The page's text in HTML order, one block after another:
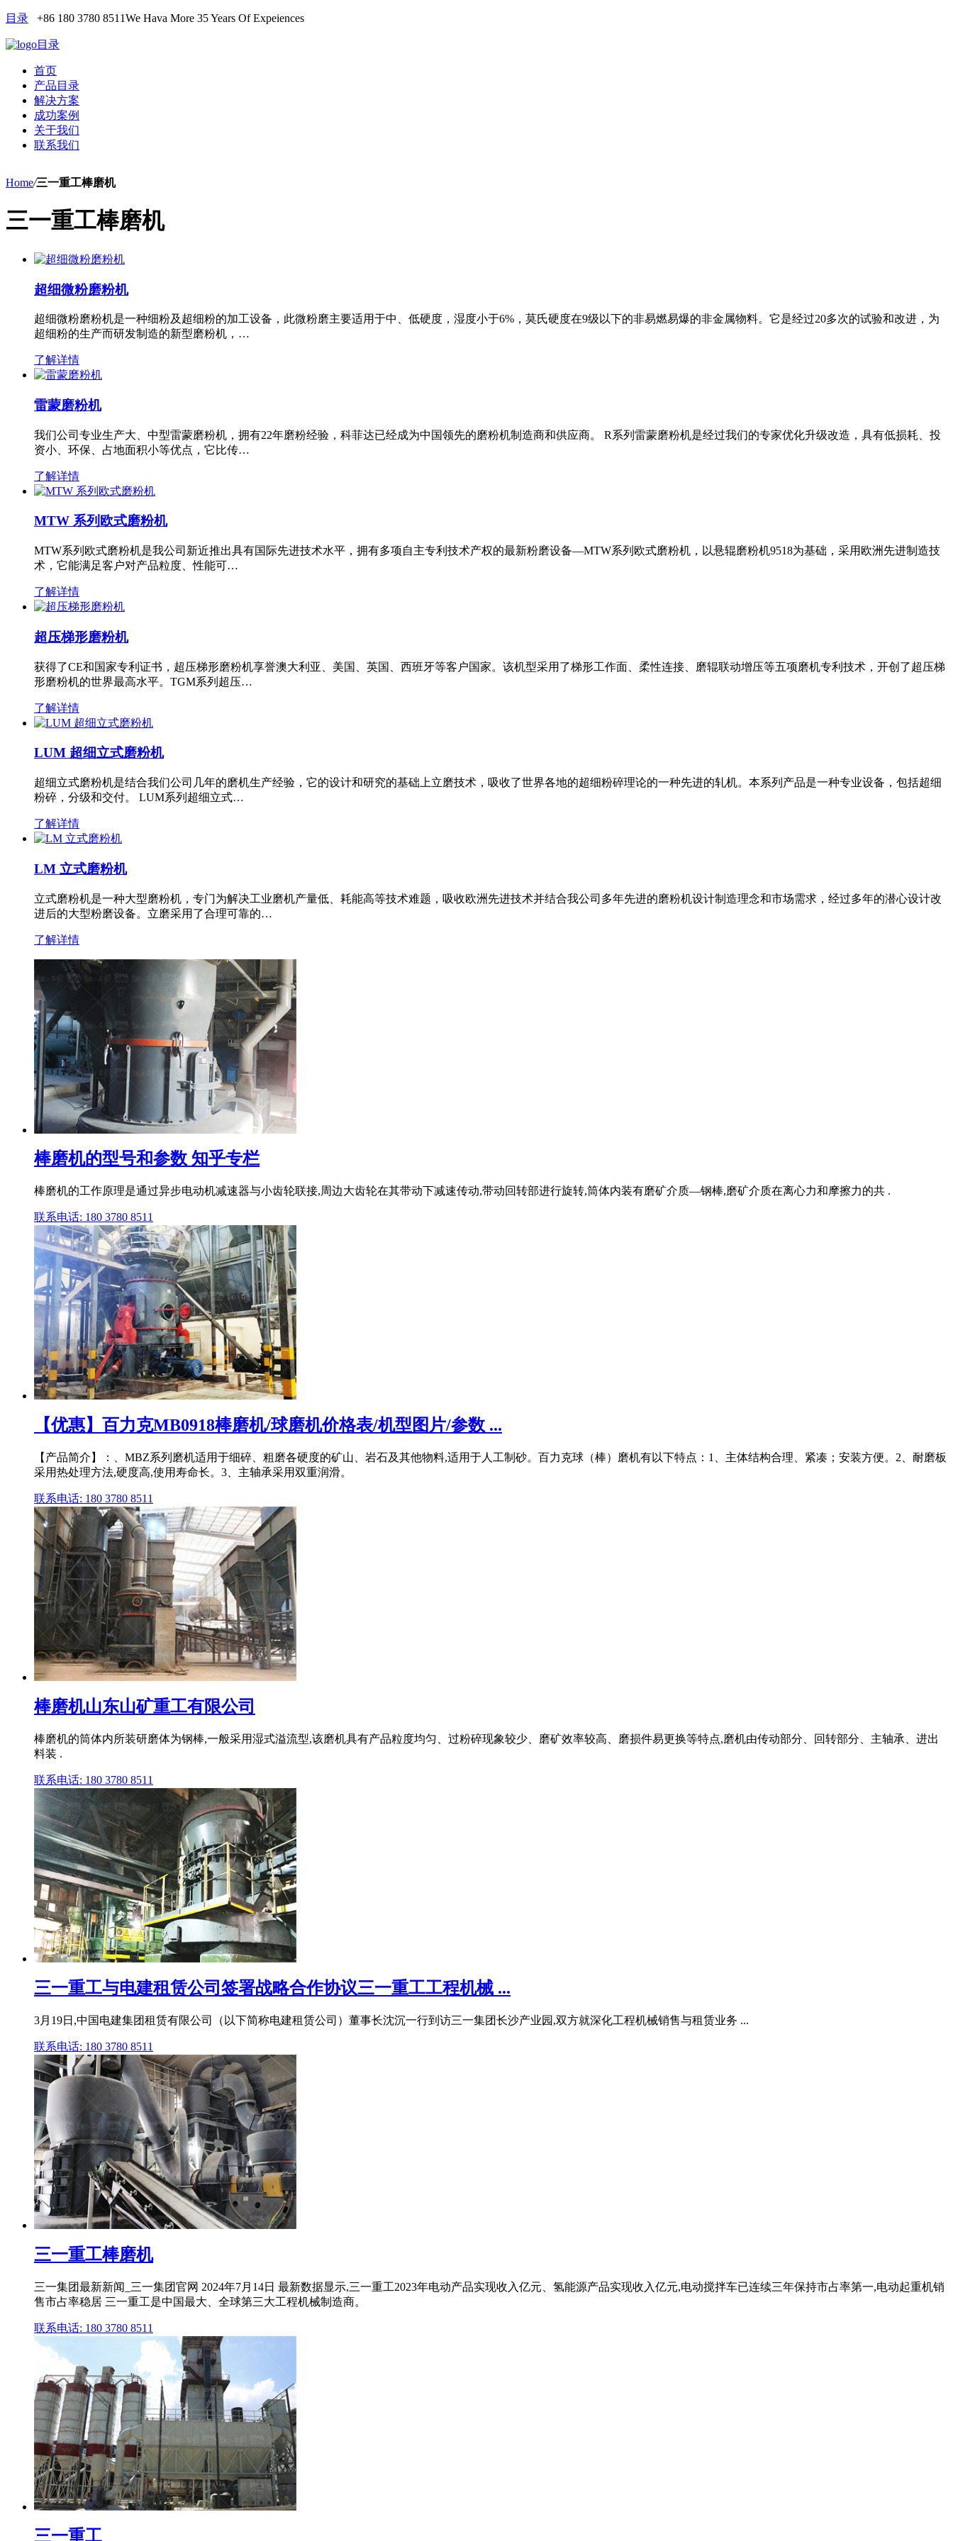
目录 +86 180 3780 8511We Hava More 35 Years Of Expeiences
目录
首页
产品目录
解决方案
成功案例
关于我们
联系我们
Home/三一重工棒磨机
三一重工棒磨机
超细微粉磨粉机
超细微粉磨粉机是一种细粉及超细粉的加工设备，此微粉磨主要适用于中、低硬度，湿度小于6%，莫氏硬度在9级以下的非易燃易爆的非金属物料。它是经过20多次的试验和改进，为
超细粉的生产而研发制造的新型磨粉机，…
了解详情
雷蒙磨粉机
我们公司专业生产大、中型雷蒙磨粉机，拥有22年磨粉经验，科菲达已经成为中国领先的磨粉机制造商和供应商。 R系列雷蒙磨粉机是经过我们的专家优化升级改造，具有低损耗、投
资小、环保、占地面积小等优点，它比传…
了解详情
MTW 系列欧式磨粉机
MTW系列欧式磨粉机是我公司新近推出具有国际先进技术水平，拥有多项自主专利技术产权的最新粉磨设备—MTW系列欧式磨粉机，以悬辊磨粉机9518为基础，采用欧洲先进制造技
术，它能满足客户对产品粒度、性能可…
了解详情
超压梯形磨粉机
获得了CE和国家专利证书，超压梯形磨粉机享誉澳大利亚、美国、英国、西班牙等客户国家。该机型采用了梯形工作面、柔性连接、磨辊联动增压等五项磨机专利技术，开创了超压梯
形磨粉机的世界最高水平。TGM系列超压…
了解详情
LUM 超细立式磨粉机
超细立式磨粉机是结合我们公司几年的磨机生产经验，它的设计和研究的基础上立磨技术，吸收了世界各地的超细粉碎理论的一种先进的轧机。本系列产品是一种专业设备，包括超细
粉碎，分级和交付。 LUM系列超细立式…
了解详情
LM 立式磨粉机
立式磨粉机是一种大型磨粉机，专门为解决工业磨机产量低、耗能高等技术难题，吸收欧洲先进技术并结合我公司多年先进的磨粉机设计制造理念和市场需求，经过多年的潜心设计改
进后的大型粉磨设备。立磨采用了合理可靠的…
了解详情
棒磨机的型号和参数 知乎专栏
棒磨机的工作原理是通过异步电动机减速器与小齿轮联接,周边大齿轮在其带动下减速传动,带动回转部进行旋转,筒体内装有磨矿介质—钢棒,磨矿介质在离心力和摩擦力的共 .
联系电话: 180 3780 8511
【优惠】百力克MB0918棒磨机/球磨机价格表/机型图片/参数 ...
【产品简介】：、MBZ系列磨机适用于细碎、粗磨各硬度的矿山、岩石及其他物料,适用于人工制砂。百力克球（棒）磨机有以下特点：1、主体结构合理、紧凑；安装方便。2、耐磨板
采用热处理方法,硬度高,使用寿命长。3、主轴承采用双重润滑。
联系电话: 180 3780 8511
棒磨机山东山矿重工有限公司
棒磨机的筒体内所装研磨体为钢棒,一般采用湿式溢流型,该磨机具有产品粒度均匀、过粉碎现象较少、磨矿效率较高、磨损件易更换等特点,磨机由传动部分、回转部分、主轴承、进出
料装 .
联系电话: 180 3780 8511
三一重工与电建租赁公司签署战略合作协议三一重工工程机械 ...
3月19日,中国电建集团租赁有限公司（以下简称电建租赁公司）董事长沈沉一行到访三一集团长沙产业园,双方就深化工程机械销售与租赁业务 ...
联系电话: 180 3780 8511
三一重工棒磨机
三一集团最新新闻_三一集团官网 2024年7月14日 最新数据显示,三一重工2023年电动产品实现收入亿元、氢能源产品实现收入亿元,电动搅拌车已连续三年保持市占率第一,电动起重机销
售市占率稳居 三一重工是中国最大、全球第三大工程机械制造商。
联系电话: 180 3780 8511
三一重工